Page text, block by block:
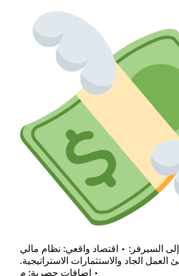
إلى السيرفر: • اقتصاد واقعي: نظام مالي
العمل الجاد والاستثمارات الاستراتيجية.
• إضافات حصرية: م